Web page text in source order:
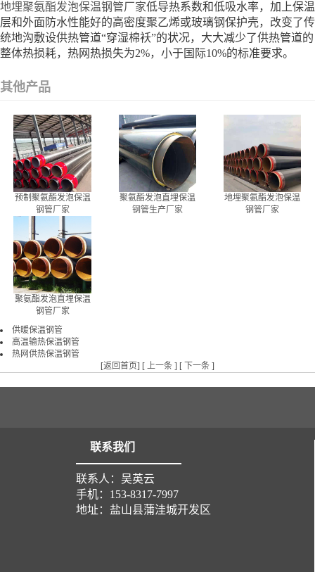
地埋聚氨酯发泡保温钢管厂家低导热系数和低吸水率，加上保温
层和外面防水性能好的高密度聚乙烯或玻璃钢保护壳，改变了传
统地沟敷设供热管道“穿湿棉袄”的状况，大大减少了供热管道的
整体热损耗，热网热损失为2%，小于国际10%的标准要求。
其他产品
预制聚氨酯发泡保温
钢管厂家
聚氨酯发泡直埋保温
钢管生产厂家
地埋聚氨酯发泡保温
钢管厂家
聚氨酯发泡直埋保温
钢管厂家
供暖保温钢管
高温输热保温钢管
热网供热保温钢管
[返回首页] [ 上一条 ] [ 下一条 ]
联系我们
联系人：吴英云
手机：153-8317-7997
地址：盐山县蒲洼城开发区